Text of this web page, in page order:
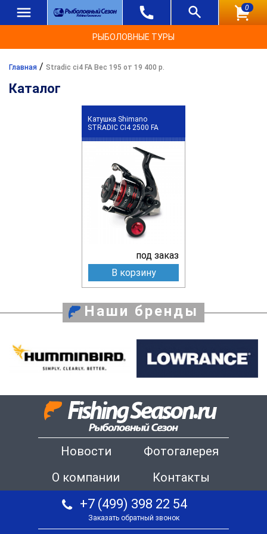
0
РЫБОЛОВНЫЕ ТУРЫ
Главная / Stradic ci4 FA Вес 195 от 19 400 р.
Каталог
Катушка Shimano
STRADIC CI4 2500 FA
под заказ
В корзину
Наши бренды
Новости
Фотогалерея
О компании
Контакты
+7 (499) 398 22 54
Заказать обратный звонок